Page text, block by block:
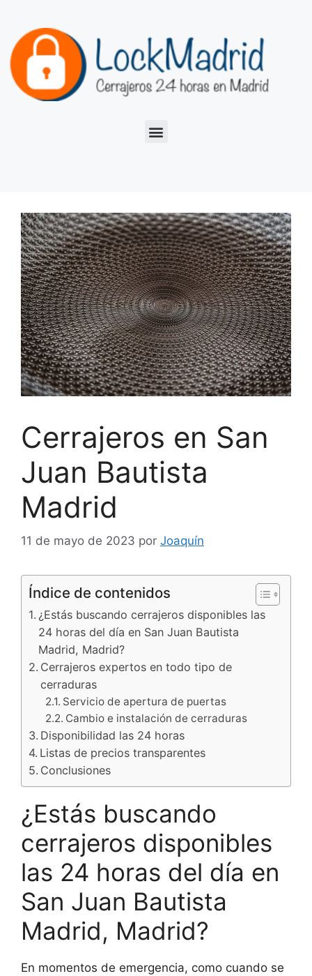
Cerrajeros en San
Juan Bautista
Madrid
11 de mayo de 2023 por Joaquín
Índice de contenidos
¿Estás buscando cerrajeros disponibles las
24 horas del día en San Juan Bautista
Madrid, Madrid?
Cerrajeros expertos en todo tipo de
cerraduras
Servicio de apertura de puertas
Cambio e instalación de cerraduras
Disponibilidad las 24 horas
Listas de precios transparentes
Conclusiones
¿Estás buscando
cerrajeros disponibles
las 24 horas del día en
San Juan Bautista
Madrid, Madrid?
En momentos de emergencia, como cuando se